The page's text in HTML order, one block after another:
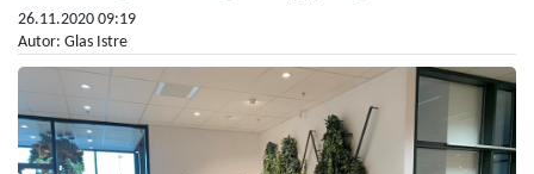
26.11.2020 09:19
Autor: Glas Istre